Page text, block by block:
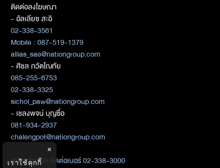
ติดต่อลงโฆษณา
- อัลเลียซ สะอิ
02-338-3561
Mobile : 087-519-1379
allias_sae@nationgroup.com
- ศิชล ภวัตโณทัย
085-255-6753
02-338-3325
sichol_paw@nationgroup.com
- เชลงพจน์ บุญซื่อ
081-934-2937
chalengpot@nationgroup.com
สมัครสมาชิก ติดต่อเบอร์ 02-338-3000
×
เราใช้คุกกี้